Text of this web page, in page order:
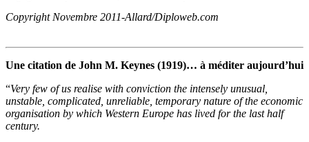
Copyright Novembre 2011-Allard/Diploweb.com
Une citation de John M. Keynes (1919)… à méditer aujourd’hui
“Very few of us realise with conviction the intensely unusual,
unstable, complicated, unreliable, temporary nature of the economic
organisation by which Western Europe has lived for the last half
century.